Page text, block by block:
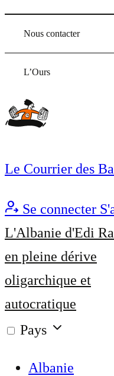
Nous contacter
L’Ours
Le Courrier des
Se connecter
L'Albanie d'Edi
en pleine dérive
oligarchique et
autocratique
Pays
Albanie